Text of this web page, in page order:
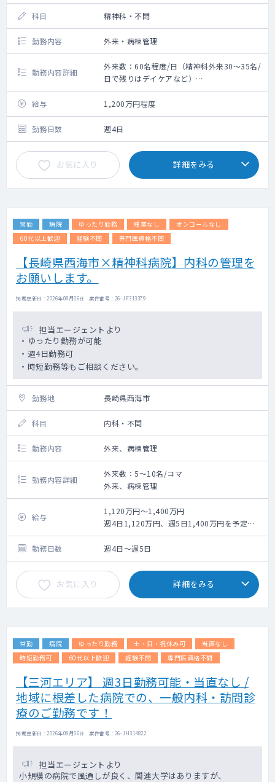
科目 精神科・不問
勤務内容 外来・病棟管理
勤務内容詳細
外来数：60名程度/日（精神科外来30～35名/
日で残りはデイケアなど）
救急搬入数：なし
〇外来・病棟の対応
〇うつ病、認知症の患者の割合が高いです
（アルコール依存症も稀にいます）
〇指導医のサポート体制がございます。
給与 1,200万円程度
勤務日数 週4日
お気に入り 詳細をみる
常勤 病院 ゆったり勤務 残業なし
オンコールなし
60代以上歓迎
経験不問 専門医資格不問
【長崎県西海市×精神科病院】内科の管理を
お願いします。
掲載更新日 : 2026年08月06日 案件番号 : 26-JF313379
担当エージェントより
・ゆったり勤務が可能
・週4日勤務可
・時短勤務等もご相談ください。
勤務地 長崎県西海市
科目 内科・不問
勤務内容 外来、病棟管理
勤務内容詳細
外来数：5～10名/コマ
外来、病棟管理
給与
1,120万円～1,400万円
週4日1,120万円、週5日1,400万円を予定
（応相談）
勤務日数
週4日～週5日
お気に入り 詳細をみる
常勤 病院 ゆったり勤務 土・日・祝休み可
当直なし
時短勤務可
60代以上歓迎 経験不問 専門医資格不問
【三河エリア】 週3日勤務可能・当直なし /
地域に根差した病院での、一般内科・訪問診
療のご勤務です！
掲載更新日 : 2026年08月06日 案件番号 : 26-JH314822
担当エージェントより
小規模の病院で風通しが良く、関連大学はありますが、